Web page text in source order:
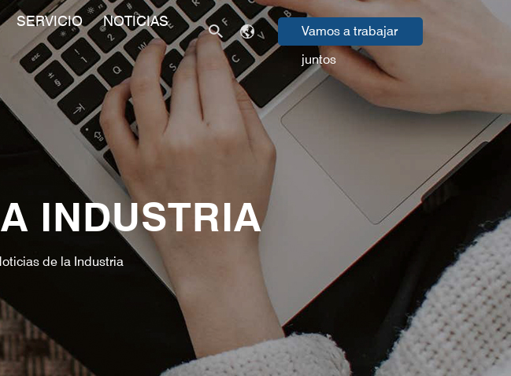
SERVICIO
NOTICIAS
Vamos a trabajar
juntos
INDUSTRIA
de la Industria